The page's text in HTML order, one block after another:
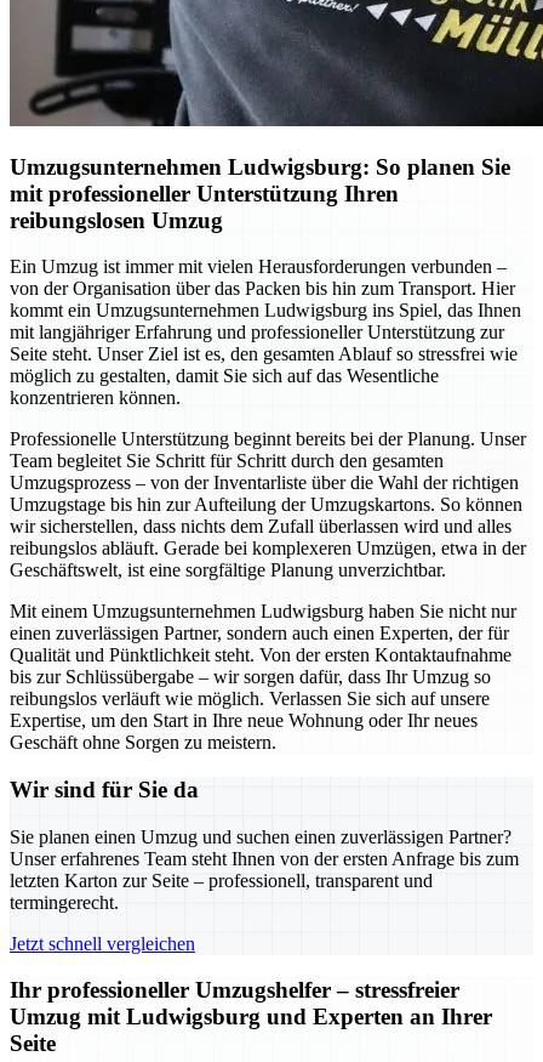
Umzugsunternehmen Ludwigsburg: So planen Sie
mit professioneller Unterstützung Ihren
reibungslosen Umzug
Ein Umzug ist immer mit vielen Herausforderungen verbunden –
von der Organisation über das Packen bis hin zum Transport. Hier
kommt ein Umzugsunternehmen Ludwigsburg ins Spiel, das Ihnen
mit langjähriger Erfahrung und professioneller Unterstützung zur
Seite steht. Unser Ziel ist es, den gesamten Ablauf so stressfrei wie
möglich zu gestalten, damit Sie sich auf das Wesentliche
konzentrieren können.
Professionelle Unterstützung beginnt bereits bei der Planung. Unser
Team begleitet Sie Schritt für Schritt durch den gesamten
Umzugsprozess – von der Inventarliste über die Wahl der richtigen
Umzugstage bis hin zur Aufteilung der Umzugskartons. So können
wir sicherstellen, dass nichts dem Zufall überlassen wird und alles
reibungslos abläuft. Gerade bei komplexeren Umzügen, etwa in der
Geschäftswelt, ist eine sorgfältige Planung unverzichtbar.
Mit einem Umzugsunternehmen Ludwigsburg haben Sie nicht nur
einen zuverlässigen Partner, sondern auch einen Experten, der für
Qualität und Pünktlichkeit steht. Von der ersten Kontaktaufnahme
bis zur Schlüssübergabe – wir sorgen dafür, dass Ihr Umzug so
reibungslos verläuft wie möglich. Verlassen Sie sich auf unsere
Expertise, um den Start in Ihre neue Wohnung oder Ihr neues
Geschäft ohne Sorgen zu meistern.
Wir sind für Sie da
Sie planen einen Umzug und suchen einen zuverlässigen Partner?
Unser erfahrenes Team steht Ihnen von der ersten Anfrage bis zum
letzten Karton zur Seite – professionell, transparent und
termingerecht.
Jetzt schnell vergleichen
Ihr professioneller Umzugshelfer – stressfreier
Umzug mit Ludwigsburg und Experten an Ihrer
Seite